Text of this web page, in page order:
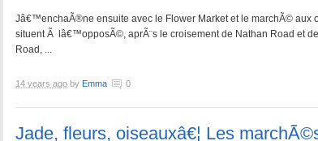
Jâ€™enchaÃ®ne ensuite avec le Flower Market et le marchÃ© aux
situent Ã lâ€™opposÃ©, aprÃ¨s le croisement de Nathan Road et
Road, ...
14 years ago by Emma 0
Jade, fleurs, oiseauxâ€¦ Les